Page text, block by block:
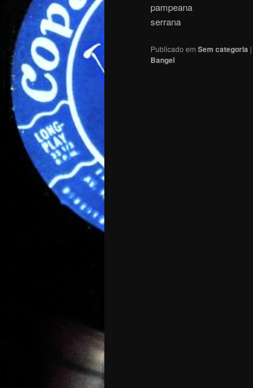
pampeana
serrana
Publicado em Sem categoria |
Bangel